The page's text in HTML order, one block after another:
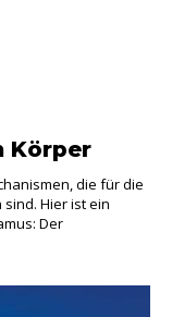
Körper
die für die
Hier ist ein
Der